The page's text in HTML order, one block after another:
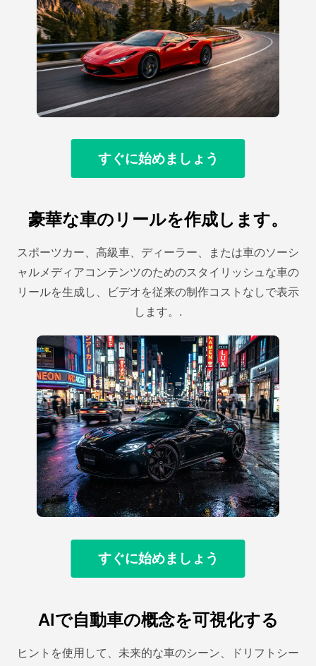
すぐに始めましょう
豪華な車のリールを作成します。
スポーツカー、高級車、ディーラー、または車のソーシ
ャルメディアコンテンツのためのスタイリッシュな車の
リールを生成し、ビデオを従来の制作コストなしで表示
します。.
すぐに始めましょう
AIで自動車の概念を可視化する
ヒントを使用して、未来的な車のシーン、ドリフトシー